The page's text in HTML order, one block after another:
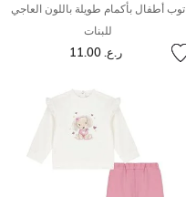
توب أطفال بأكمام طويلة باللون العاجي
للبنات
ر.ع. 11.00